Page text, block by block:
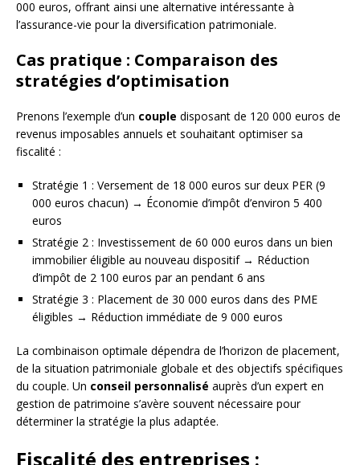
000 euros, offrant ainsi une alternative intéressante à
l’assurance-vie pour la diversification patrimoniale.
Cas pratique : Comparaison des
stratégies d’optimisation
Prenons l’exemple d’un couple disposant de 120 000 euros de
revenus imposables annuels et souhaitant optimiser sa
fiscalité :
Stratégie 1 : Versement de 18 000 euros sur deux PER (9
000 euros chacun) → Économie d’impôt d’environ 5 400
euros
Stratégie 2 : Investissement de 60 000 euros dans un bien
immobilier éligible au nouveau dispositif → Réduction
d’impôt de 2 100 euros par an pendant 6 ans
Stratégie 3 : Placement de 30 000 euros dans des PME
éligibles → Réduction immédiate de 9 000 euros
La combinaison optimale dépendra de l’horizon de placement,
de la situation patrimoniale globale et des objectifs spécifiques
du couple. Un conseil personnalisé auprès d’un expert en
gestion de patrimoine s’avère souvent nécessaire pour
déterminer la stratégie la plus adaptée.
Fiscalité des entreprises :